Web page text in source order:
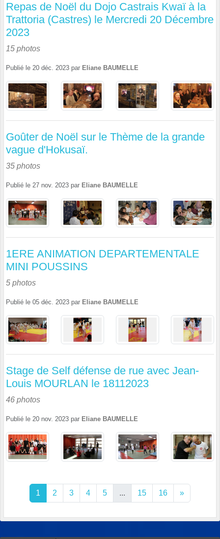
Repas de Noël du Dojo Castrais Kwaï à la
Trattoria (Castres) le Mercredi 20 Décembre
2023
15 photos
Publié le 20 déc. 2023 par Eliane BAUMELLE
Goûter de Noël sur le Thème de la grande
vague d'Hokusaï.
35 photos
Publié le 27 nov. 2023 par Eliane BAUMELLE
1ERE ANIMATION DEPARTEMENTALE
MINI POUSSINS
5 photos
Publié le 05 déc. 2023 par Eliane BAUMELLE
Stage de Self défense de rue avec Jean-
Louis MOURLAN le 18112023
46 photos
Publié le 20 nov. 2023 par Eliane BAUMELLE
1 2 3 4 5 ... 15 16 »